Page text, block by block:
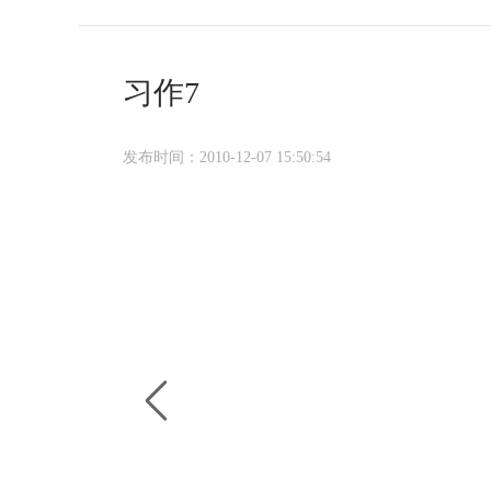
习作7
发布时间：2010-12-07 15:50:54